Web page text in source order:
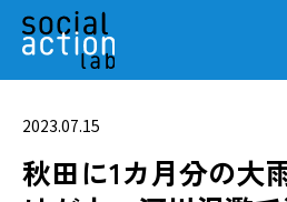
2023.07.15
秋田に1カ月分の